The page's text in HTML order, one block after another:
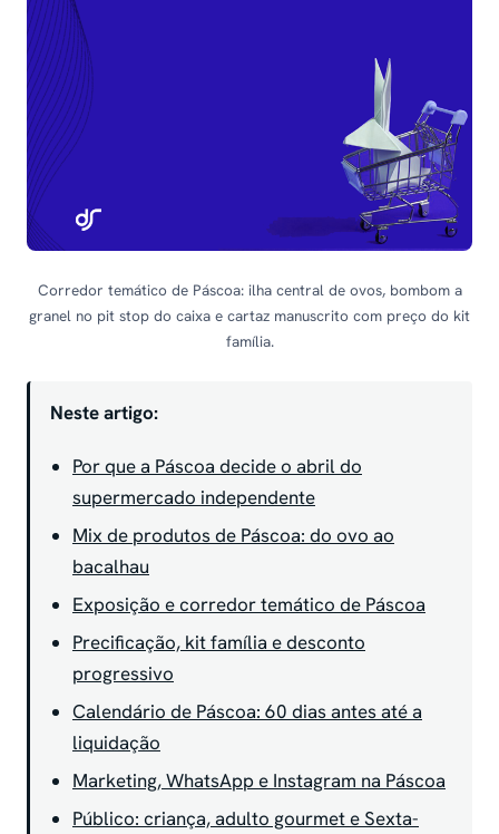
Corredor temático de Páscoa: ilha central de ovos, bombom a
granel no pit stop do caixa e cartaz manuscrito com preço do kit
família.
Neste artigo:
Por que a Páscoa decide o abril do
supermercado independente
Mix de produtos de Páscoa: do ovo ao
bacalhau
Exposição e corredor temático de Páscoa
Precificação, kit família e desconto
progressivo
Calendário de Páscoa: 60 dias antes até a
liquidação
Marketing, WhatsApp e Instagram na Páscoa
Público: criança, adulto gourmet e Sexta-